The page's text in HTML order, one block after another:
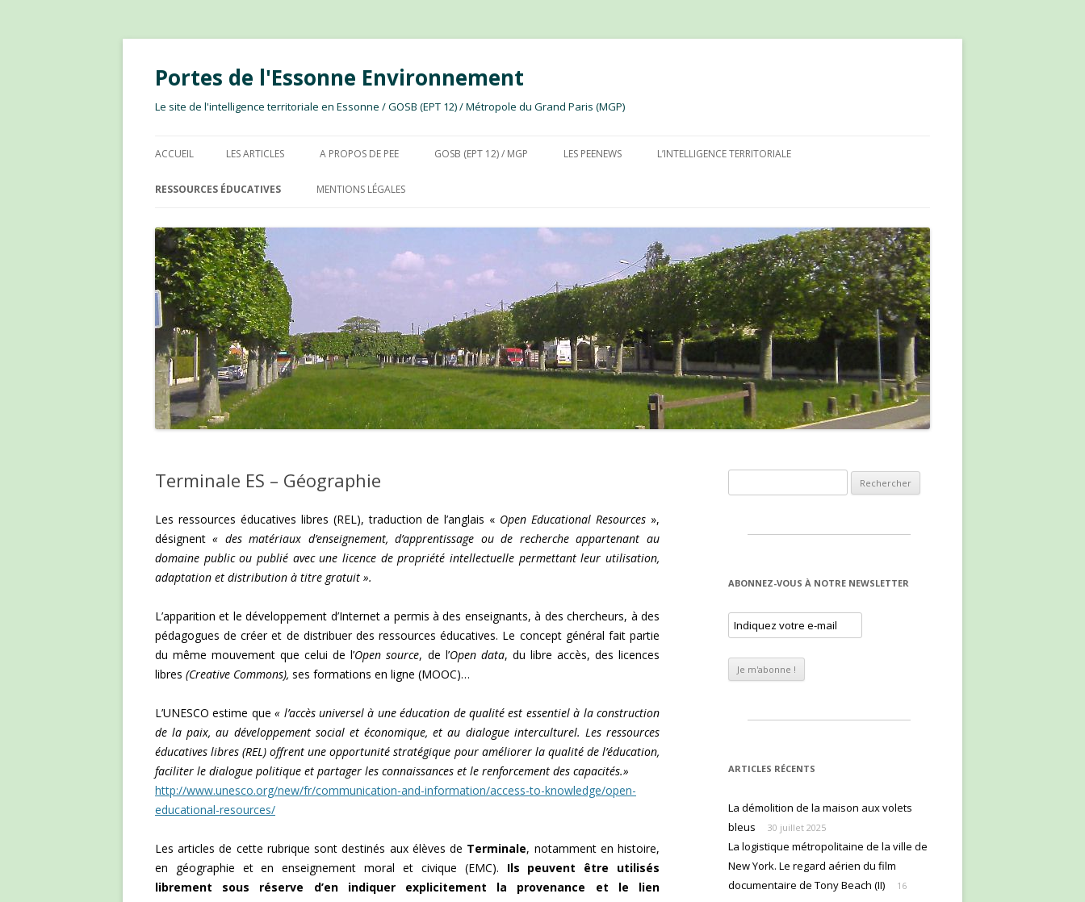
Portes de l'Essonne Environnement
Le site de l'intelligence territoriale en Essonne / GOSB (EPT 12) / Métropole du Grand Paris (MGP)
ACCUEIL LES ARTICLES A PROPOS DE PEE GOSB (EPT 12) / MGP LES PEENEWS L’INTELLIGENCE TERRITORIALE
RESSOURCES ÉDUCATIVES MENTIONS LÉGALES
Terminale ES – Géographie
Les ressources éducatives libres (REL), traduction de l’anglais « Open Educational Resources »,
désignent « des matériaux d’enseignement, d’apprentissage ou de recherche appartenant au
domaine public ou publié avec une licence de propriété intellectuelle permettant leur utilisation,
adaptation et distribution à titre gratuit ».
L’apparition et le développement d’Internet a permis à des enseignants, à des chercheurs, à des
pédagogues de créer et de distribuer des ressources éducatives. Le concept général fait partie
du même mouvement que celui de l’Open source, de l’Open data, du libre accès, des licences
libres (Creative Commons), ses formations en ligne (MOOC)…
L’UNESCO estime que« l’accès universel à une éducation de qualité est essentiel à la construction
de la paix, au développement social et économique, et au dialogue interculturel. Les ressources
éducatives libres (REL) offrent une opportunité stratégique pour améliorer la qualité de l’éducation,
faciliter le dialogue politique et partager les connaissances et le renforcement des capacités.»
http://www.unesco.org/new/fr/communication-and-information/access-to-knowledge/open-
educational-resources/
Les articles de cette rubrique sont destinés aux élèves de Terminale, notamment en histoire,
en géographie et en enseignement moral et civique (EMC). Ils peuvent être utilisés
librement sous réserve d’en indiquer explicitement la provenance et le lien
ABONNEZ-VOUS À NOTRE NEWSLETTER
ARTICLES RÉCENTS
La démolition de la maison aux volets
bleus
30 juillet 2025
La logistique métropolitaine de la ville de
New York. Le regard aérien du film
documentaire de Tony Beach (II)
16